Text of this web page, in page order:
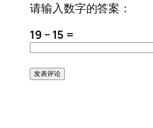
请输入数字的答案：
19 − 15 =